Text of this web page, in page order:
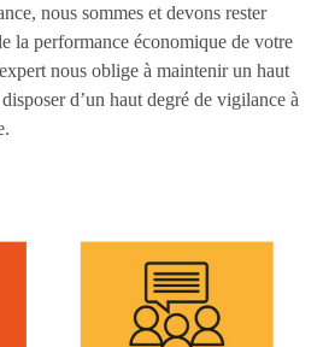
nous sommes et devons rester
la performance économique de votre
nous oblige à maintenir un haut
d’un haut degré de vigilance à